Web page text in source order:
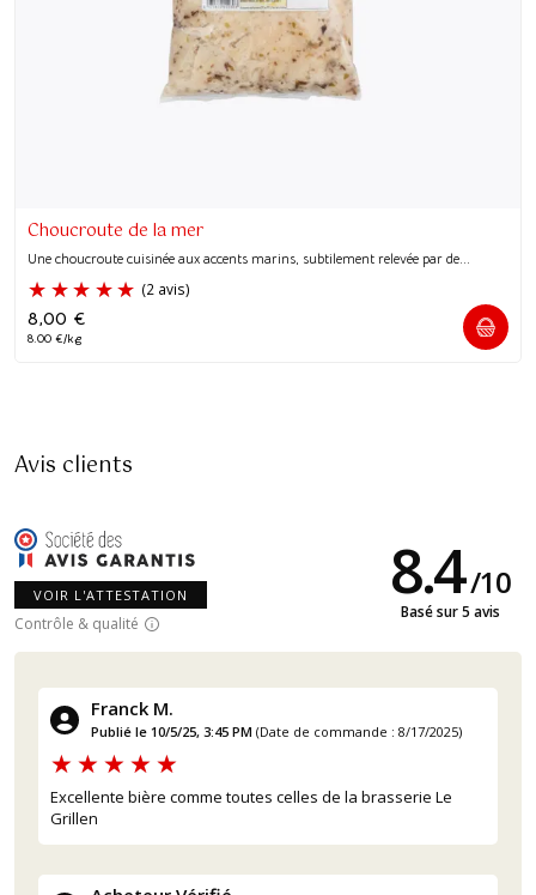
Choucroute de la mer
Une choucroute cuisinée aux accents marins, subtilement relevée par de...
8,00 €
8.00 €/kg
Avis clients
VOIR L'ATTESTATION
Contrôle & qualité
8.4/10
Basé sur 5 avis
Franck M.
Publié le 10/5/25, 3:45 PM (Date de commande : 8/17/2025)
Excellente bière comme toutes celles de la brasserie Le
Grillen